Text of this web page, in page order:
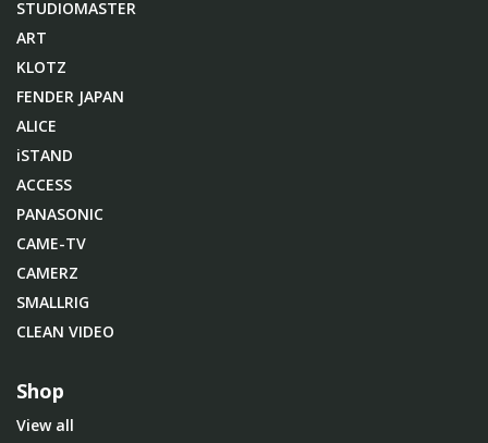
STUDIOMASTER
ART
KLOTZ
FENDER JAPAN
ALICE
iSTAND
ACCESS
PANASONIC
CAME-TV
CAMERZ
SMALLRIG
CLEAN VIDEO
Shop
View all